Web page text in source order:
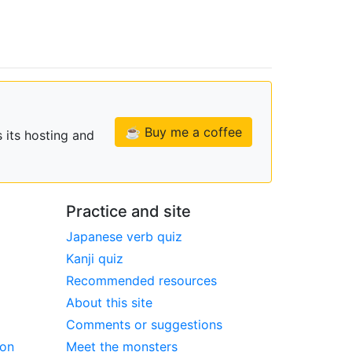
its hosting and ☕ Buy me a coffee
Practice and site
Japanese verb quiz
Kanji quiz
Recommended resources
About this site
Comments or suggestions
Meet the monsters